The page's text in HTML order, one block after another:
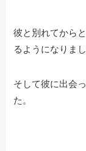
彼と別れてから
るようになりまし
そして彼に出会
た。